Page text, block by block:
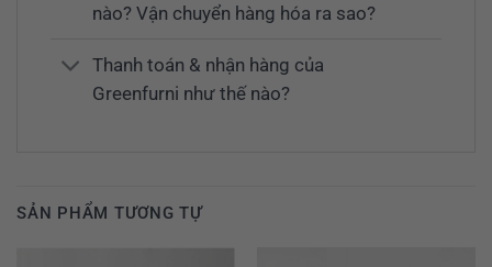
nào? Vận chuyển hàng hóa ra sao?
Thanh toán & nhận hàng của
Greenfurni như thế nào?
SẢN PHẨM TƯƠNG TỰ